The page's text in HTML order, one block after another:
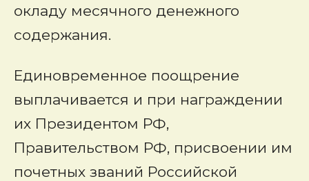
окладу месячного денежного
содержания.
Единовременное поощрение
выплачивается и при награждении
их Президентом РФ,
Правительством РФ, присвоении им
почетных званий Российской